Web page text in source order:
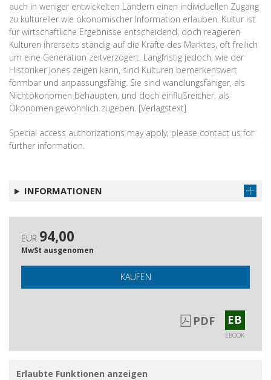
auch in weniger entwickelten Ländern einen individuellen Zugang
zu kultureller wie ökonomischer Information erlauben. Kultur ist
für wirtschaftliche Ergebnisse entscheidend, doch reagieren
Kulturen ihrerseits ständig auf die Kräfte des Marktes, oft freilich
um eine Generation zeitverzögert. Langfristig jedoch, wie der
Historiker Jones zeigen kann, sind Kulturen bemerkenswert
formbar und anpassungsfähig. Sie sind wandlungsfähiger, als
Nichtökonomen behaupten, und doch einflußreicher, als
Ökonomen gewöhnlich zugeben. [Verlagstext].
Special access authorizations may apply; please contact us for
further information.
INFORMATIONEN
EUR 94,00
MwSt ausgenomen
KAUFEN
PDF EB
EBOOK
Erlaubte Funktionen anzeigen